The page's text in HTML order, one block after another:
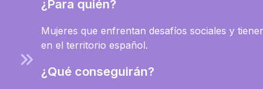
¿Para quién?
Mujeres que enfrentan desafíos sociales y
en el territorio español.
¿Qué conseguirán?